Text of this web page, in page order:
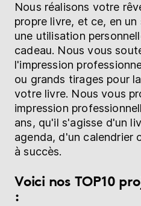
Nous réalisons votre
propre livre, et ce, en
une utilisation
cadeau. Nous vous
l'impression
ou grands tirages pour
votre livre. Nous vous
impression
ans, qu'il s'agisse d'un
agenda, d'un calendrier
à succès.
Voici nos TOP10
: